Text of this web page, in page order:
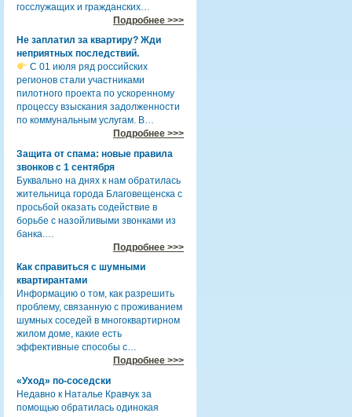
госслужащих и гражданских…
Подробнее >>>
Не заплатил за квартиру? Жди
неприятных последствий.
С 01 июля ряд российских
регионов стали участниками
пилотного проекта по ускоренному
процессу взыскания задолженности
по коммунальным услугам. В…
Подробнее >>>
Защита от спама: новые правила
звонков с 1 сентября
Буквально на днях к нам обратилась
жительница города Благовещенска с
просьбой оказать содействие в
борьбе с назойливыми звонками из
банка.…
Подробнее >>>
Как справиться с шумными
квартирантами
Информацию о том, как разрешить
проблему, связанную с проживанием
шумных соседей в многоквартирном
жилом доме, какие есть
эффективные способы с…
Подробнее >>>
«Уход» по-соседски
Недавно к Наталье Кравчук за
помощью обратилась одинокая